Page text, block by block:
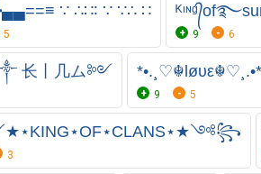
∵ ∴∷∶ ∵ ∵∴ ∷
5 9 6
⻓丨几ム༻ *•.¸♡☬løυε☬♡¸.•*
9 5
3